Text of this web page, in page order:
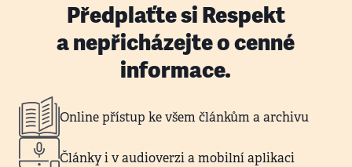
Předplaťte si Respekt
a nepřicházejte o cenné
informace.
Online přístup ke všem článkům a archivu
Články i v audioverzi a mobilní aplikaci